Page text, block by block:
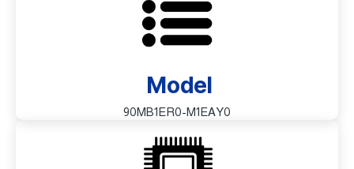
Model
90MB1ER0-M1EAY0